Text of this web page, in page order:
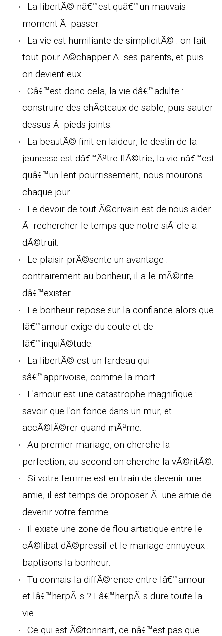
La libertÃ© nâ€™est quâ€™un mauvais
moment Ã passer.
La vie est humiliante de simplicitÃ© : on fait
tout pour Ã©chapper Ã ses parents, et puis
on devient eux.
Câ€™est donc cela, la vie dâ€™adulte :
construire des chÃ¢teaux de sable, puis sauter
dessus Ã pieds joints.
La beautÃ© finit en laideur, le destin de la
jeunesse est dâ€™Ãªtre flÃ©trie, la vie nâ€™est
quâ€™un lent pourrissement, nous mourons
chaque jour.
Le devoir de tout Ã©crivain est de nous aider
Ã rechercher le temps que notre siÃ¨cle a
dÃ©truit.
Le plaisir prÃ©sente un avantage :
contrairement au bonheur, il a le mÃ©rite
dâ€™exister.
Le bonheur repose sur la confiance alors que
lâ€™amour exige du doute et de
lâ€™inquiÃ©tude.
La libertÃ© est un fardeau qui
sâ€™apprivoise, comme la mort.
L'amour est une catastrophe magnifique :
savoir que l'on fonce dans un mur, et
accÃ©lÃ©rer quand mÃªme.
Au premier mariage, on cherche la
perfection, au second on cherche la vÃ©ritÃ©.
Si votre femme est en train de devenir une
amie, il est temps de proposer Ã une amie de
devenir votre femme.
Il existe une zone de flou artistique entre le
cÃ©libat dÃ©pressif et le mariage ennuyeux :
baptisons-la bonheur.
Tu connais la diffÃ©rence entre lâ€™amour
et lâ€™herpÃ¨s ? Lâ€™herpÃ¨s dure toute la
vie.
Ce qui est Ã©tonnant, ce nâ€™est pas que